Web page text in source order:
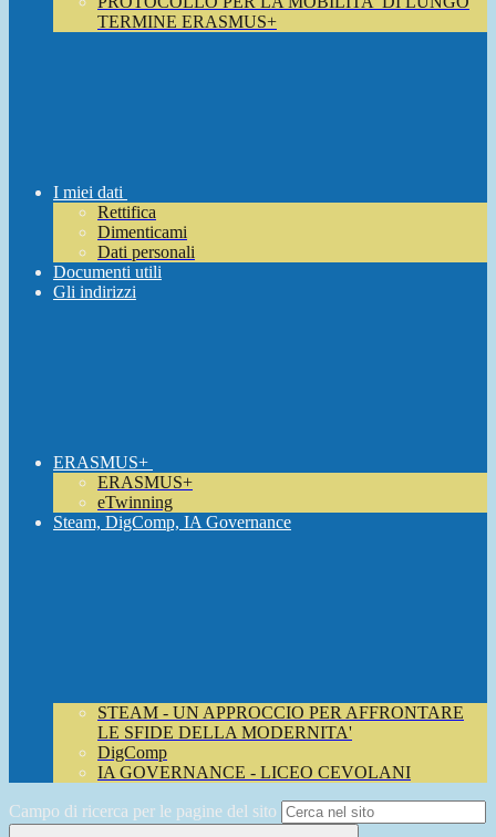
TERMINE ERASMUS+
I miei dati
Rettifica
Dimenticami
Dati personali
Documenti utili
Gli indirizzi
ERASMUS+
ERASMUS+
eTwinning
Steam, DigComp, IA Governance
STEAM - UN APPROCCIO PER AFFRONTARE
LE SFIDE DELLA MODERNITA'
DigComp
IA GOVERNANCE - LICEO CEVOLANI
Campo di ricerca per le pagine del sito